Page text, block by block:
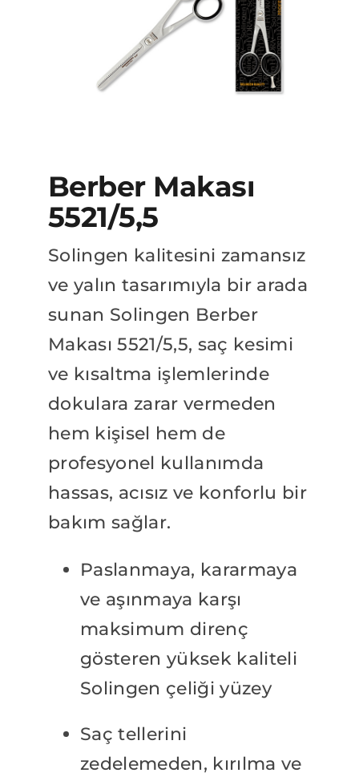
Berber Makası
5521/5,5
Solingen kalitesini zamansız
ve yalın tasarımıyla bir arada
sunan Solingen Berber
Makası 5521/5,5, saç kesimi
ve kısaltma işlemlerinde
dokulara zarar vermeden
hem kişisel hem de
profesyonel kullanımda
hassas, acısız ve konforlu bir
bakım sağlar.
Paslanmaya, kararmaya
ve aşınmaya karşı
maksimum direnç
gösteren yüksek kaliteli
Solingen çeliği yüzey
Saç tellerini
zedelemeden, kırılma ve